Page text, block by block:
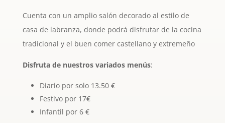
Cuenta con un amplio salón decorado al estilo de
casa de labranza, donde podrá disfrutar de la cocina
tradicional y el buen comer castellano y extremeño
Disfruta de nuestros variados menús:
Diario por solo 13.50 €
Festivo por 17€
Infantil por 6 €